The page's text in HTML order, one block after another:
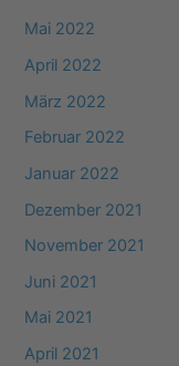
Mai 2022
April 2022
März 2022
Februar 2022
Januar 2022
Dezember 2021
November 2021
Juni 2021
Mai 2021
April 2021